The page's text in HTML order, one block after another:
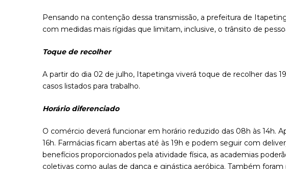
Pensando na contenção dessa transmissão, a prefeitura de
com medidas mais rígidas que limitam, inclusive, o trânsito de
Toque de recolher
A partir do dia 02 de julho, Itapetinga viverá toque de recolher das
casos listados para trabalho.
Horário diferenciado
O comércio deverá funcionar em horário reduzido das 08h às 14h.
16h. Farmácias ficam abertas até às 19h e podem seguir com
benefícios proporcionados pela atividade física, as academias
coletivas como aulas de dança e ginástica aeróbica. Também